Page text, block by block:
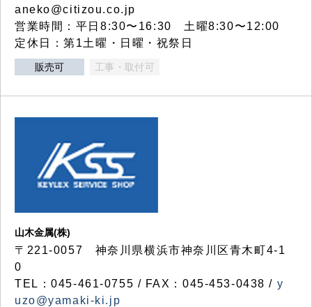
aneko@citizou.co.jp
営業時間：平日8:30〜16:30 土曜8:30〜12:00
定休日：第1土曜・日曜・祝祭日
販売可 工事・取付可
山木金属(株)
〒221-0057 神奈川県横浜市神奈川区青木町4-1
0
TEL：045-461-0755 / FAX：045-453-0438 / y
uzo@yamaki-ki.jp